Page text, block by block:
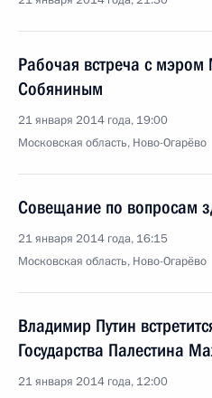
Рабочая встреча с
Собяниным
21 января 2014 года, 19:00
Московская область, Ново-Огарёво
Совещание по вопросам
21 января 2014 года, 16:15
Московская область, Ново-Огарёво
Владимир Путин
Государства Палестина
21 января 2014 года, 12:00